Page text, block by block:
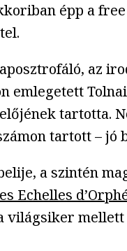
épp a
az
emlegetett
tartotta.
tartott –
a szintén
Echelles